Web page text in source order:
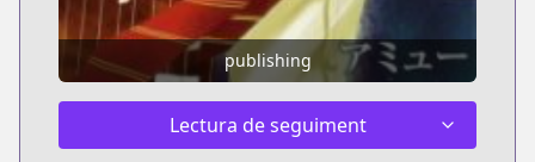
publishing
Lectura de seguiment